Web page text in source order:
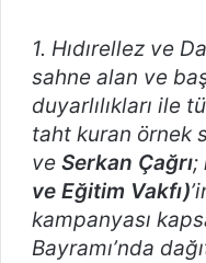
1. Hıdırellez ve
sahne alan ve
duyarlılıkları ile
taht kuran örnek
ve Serkan Çağrı;
ve Eğitim Vakfı)
kampanyası
Bayramı’nda